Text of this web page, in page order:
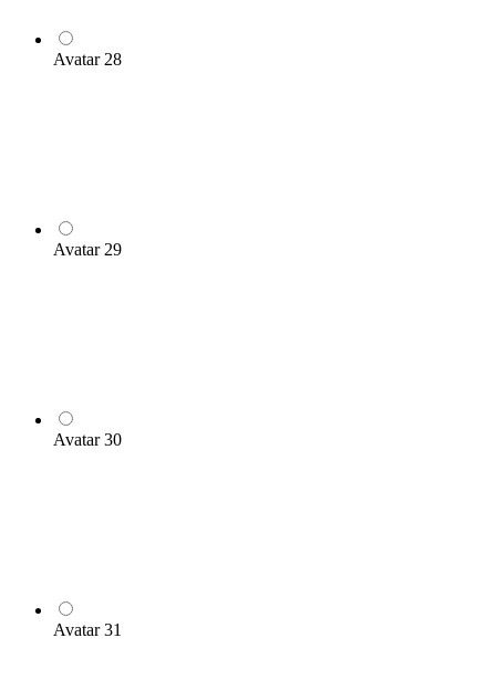
Avatar 28
Avatar 29
Avatar 30
Avatar 31